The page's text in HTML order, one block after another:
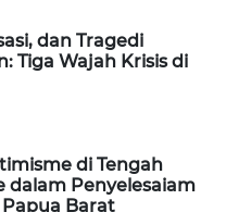
dan Tragedi
Tiga Wajah Krisis di
di Tengah
dalam Penyelesaiam
Barat